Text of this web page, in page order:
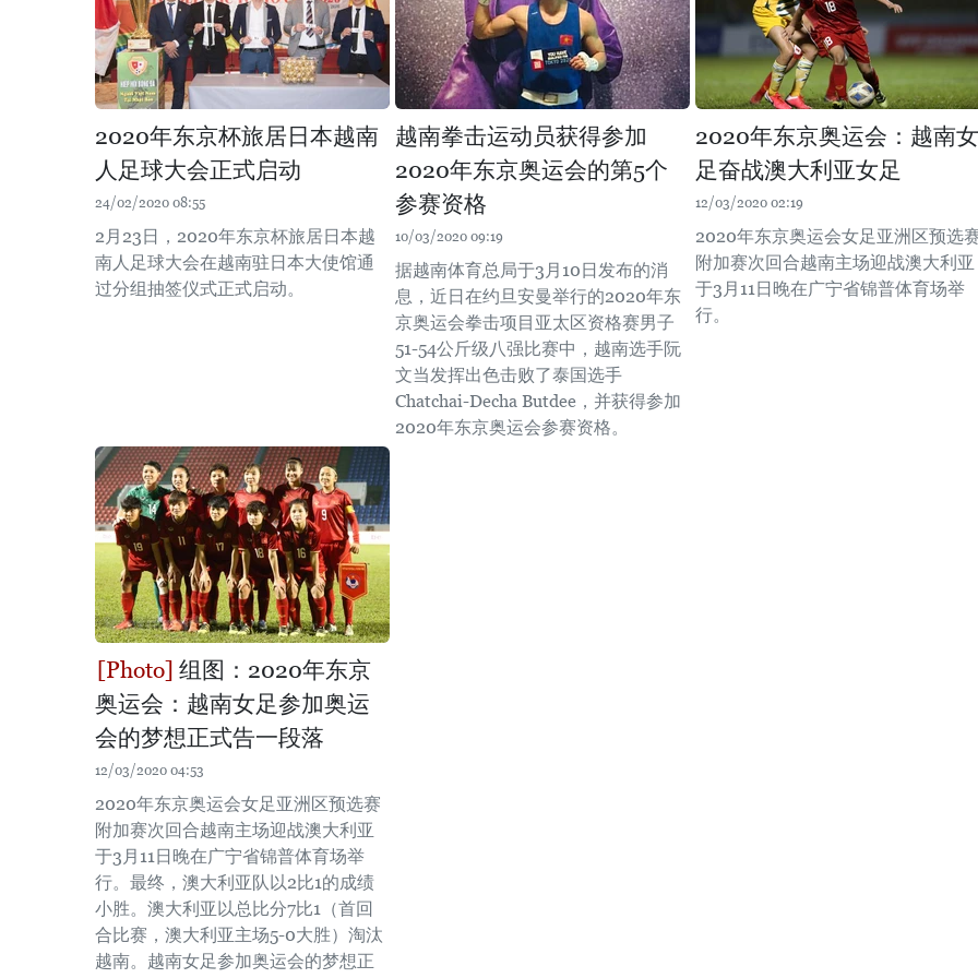
2020年东京杯旅居日本越南
人足球大会正式启动
24/02/2020 08:55
2月23日，2020年东京杯旅居日本越
南人足球大会在越南驻日本大使馆通
过分组抽签仪式正式启动。
越南拳击运动员获得参加
2020年东京奥运会的第5个
参赛资格
10/03/2020 09:19
据越南体育总局于3月10日发布的消
息，近日在约旦安曼举行的2020年东
京奥运会拳击项目亚太区资格赛男子
51-54公斤级八强比赛中，越南选手阮
文当发挥出色击败了泰国选手
Chatchai-Decha Butdee，并获得参加
2020年东京奥运会参赛资格。
2020年东京奥运会：越南女
足奋战澳大利亚女足
12/03/2020 02:19
2020年东京奥运会女足亚洲区预选
附加赛次回合越南主场迎战澳大利亚
于3月11日晚在广宁省锦普体育场举
行。
组图：2020年东京
奥运会：越南女足参加奥运
会的梦想正式告一段落
12/03/2020 04:53
2020年东京奥运会女足亚洲区预选赛
附加赛次回合越南主场迎战澳大利亚
于3月11日晚在广宁省锦普体育场举
行。最终，澳大利亚队以2比1的成绩
小胜。澳大利亚以总比分7比1（首回
合比赛，澳大利亚主场5-0大胜）淘汰
越南。越南女足参加奥运会的梦想正